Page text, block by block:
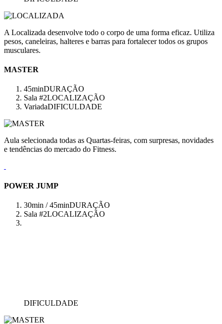
A Localizada desenvolve todo o corpo de uma forma eficaz. Utiliza
pesos, caneleiras, halteres e barras para fortalecer todos os grupos
musculares.
MASTER
45minDURAÇÃO
Sala #2LOCALIZAÇÃO
VariadaDIFICULDADE
Aula selecionada todas as Quartas-feiras, com surpresas, novidades
e tendências do mercado do Fitness.
POWER JUMP
30min / 45minDURAÇÃO
Sala #2LOCALIZAÇÃO
DIFICULDADE